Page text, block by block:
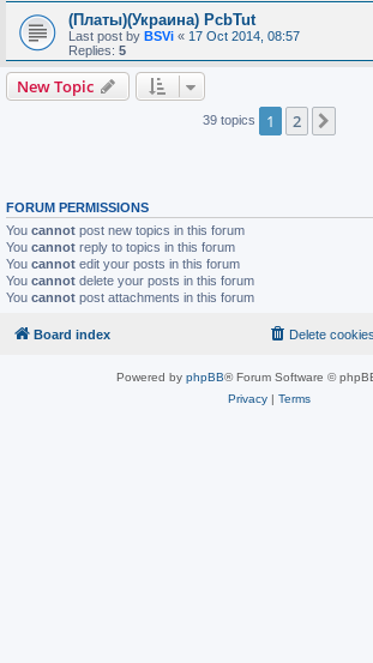
(Платы)(Украина) PcbTut
Last post by BSVi « 17 Oct 2014, 08:57
Replies: 5
New Topic
39 topics 1 2
FORUM PERMISSIONS
You cannot post new topics in this forum
You cannot reply to topics in this forum
You cannot edit your posts in this forum
You cannot delete your posts in this forum
You cannot post attachments in this forum
Board index Delete cookies
Powered by phpBB® Forum Software ©
Privacy| Terms